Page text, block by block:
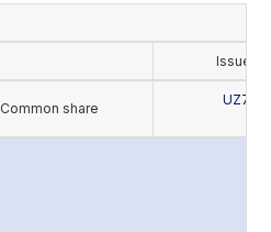
Issue's
Common share